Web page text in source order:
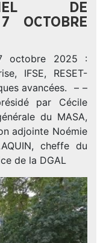
DE
7 OCTOBRE
octobre 2025 :
IFSE, RESET-
avancées. – –
par Cécile
du MASA,
adjointe Noémie
cheffe du
de la DGAL